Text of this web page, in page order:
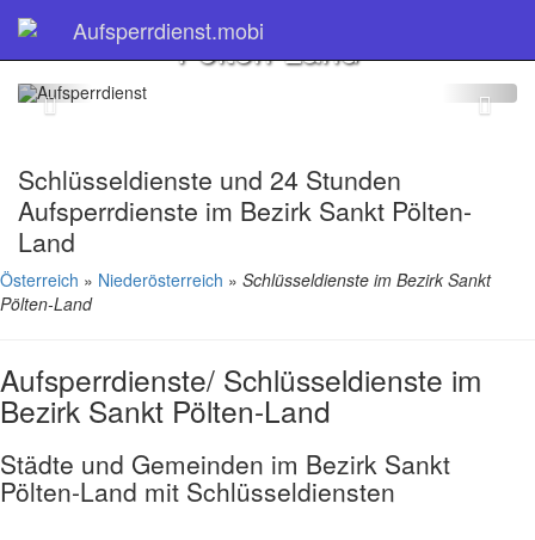
Aufsperrdienst.mobiBezirk Sankt
Pölten-Land
Schlüsseldienste und 24 Stunden
Aufsperrdienste im Bezirk Sankt Pölten-
Land
Österreich » Niederösterreich » Schlüsseldienste im Bezirk Sankt
Pölten-Land
Aufsperrdienste/ Schlüsseldienste im
Bezirk Sankt Pölten-Land
Städte und Gemeinden im Bezirk Sankt
Pölten-Land mit Schlüsseldiensten